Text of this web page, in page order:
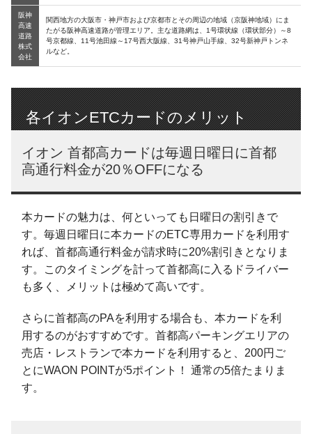
阪神
高速
道路
株式
会社
関西地方の大阪市・神戸市および京都市とその周辺の地域（京阪神地域）にま
たがる阪神高速道路が管理エリア。主な道路網は、1号環状線（環状部分）～8
号京都線、11号池田線～17号西大阪線、31号神戸山手線、32号新神戸トンネ
ルなど。
各イオンETCカードのメリット
イオン 首都高カードは毎週日曜日に首都
高通行料金が20％OFFになる
本カードの魅力は、何といっても日曜日の割引きで
す。毎週日曜日に本カードのETC専用カードを利用す
れば、首都高通行料金が請求時に20%割引きとなりま
す。このタイミングを計って首都高に入るドライバー
も多く、メリットは極めて高いです。
さらに首都高のPAを利用する場合も、本カードを利
用するのがおすすめです。首都高パーキングエリアの
売店・レストランで本カードを利用すると、200円ご
とにWAON POINTが5ポイント！ 通常の5倍たまりま
す。